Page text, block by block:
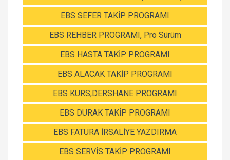
EBS SEFER TAKİP PROGRAMI
EBS REHBER PROGRAMI, Pro Sürüm
EBS HASTA TAKİP PROGRAMI
EBS ALACAK TAKİP PROGRAMI
EBS KURS,DERSHANE PROGRAMI
EBS DURAK TAKİP PROGRAMI
EBS FATURA İRSALİYE YAZDIRMA
EBS SERVİS TAKİP PROGRAMI